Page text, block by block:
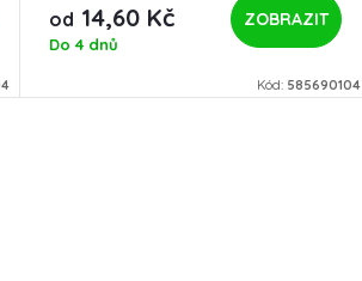
od 14,60 Kč
Do 4 dnů
ZOBRAZIT
Kód: 585690104